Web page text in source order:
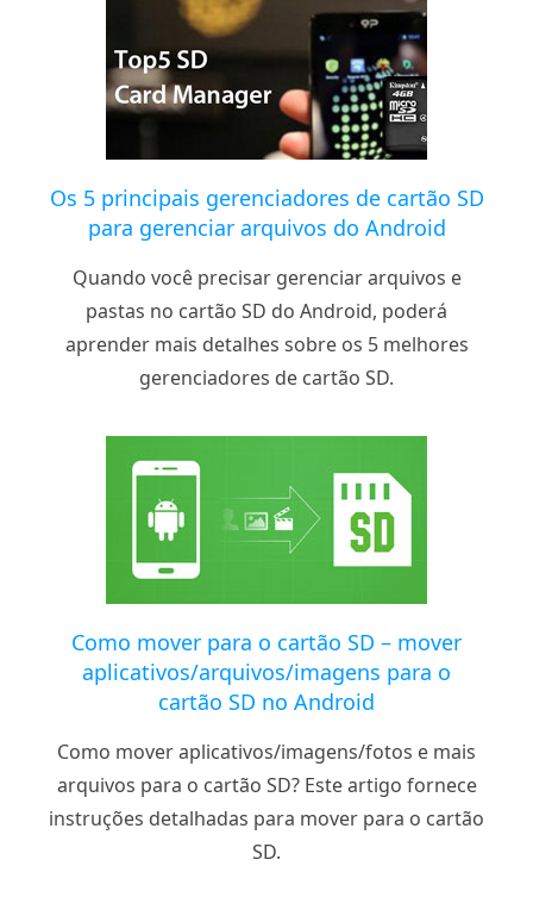
Os 5 principais gerenciadores de cartão SD
para gerenciar arquivos do Android
Quando você precisar gerenciar arquivos e
pastas no cartão SD do Android, poderá
aprender mais detalhes sobre os 5 melhores
gerenciadores de cartão SD.
Como mover para o cartão SD – mover
aplicativos/arquivos/imagens para o
cartão SD no Android
Como mover aplicativos/imagens/fotos e mais
arquivos para o cartão SD? Este artigo fornece
instruções detalhadas para mover para o cartão
SD.